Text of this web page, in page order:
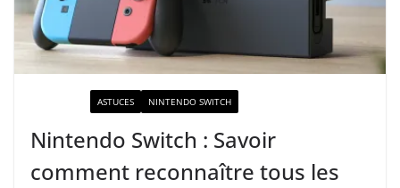
ASTUCES NINTENDO SWITCH
Nintendo Switch : Savoir
comment reconnaître tous les